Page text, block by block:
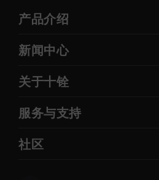
产品介绍
新闻中心
关于十铨
服务与支持
社区